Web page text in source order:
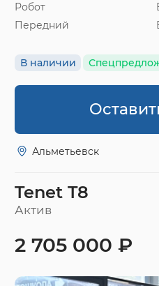
Робот
Передний
В наличии
Альметьевск
Tenet T8
Актив
2 705 000 ₽